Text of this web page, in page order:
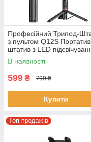
Професійний Трипод-
з пультом Q12S
штатив з LED
Чорний
В наявності
599 ₴ 799 ₴
Купити
Топ продажів